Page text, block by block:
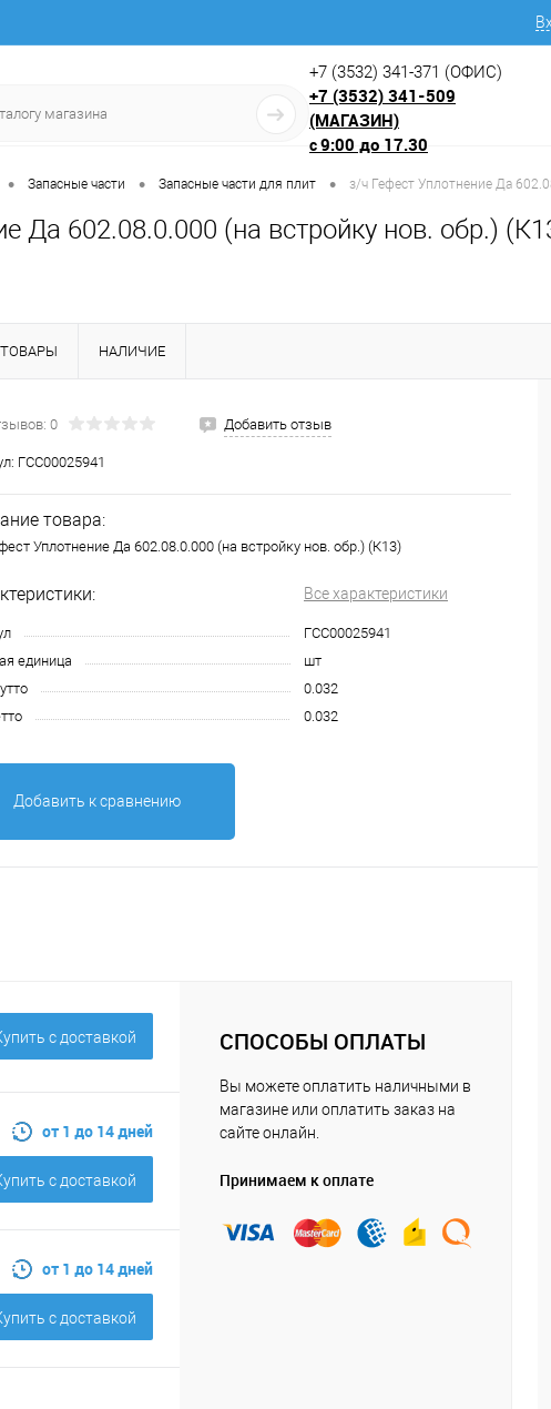
+7 (3532) 341-371 (ОФИС)
+7 (3532) 341-509
(МАГАЗИН)
с9:00 до 17.30
• Запасные части • Запасные части для плит • з/ч Гефест Уплотнение Да
Да 602.08.0.000 (на встройку нов. обр.)
НАЛИЧИЕ
0 Добавить отзыв
ГСС00025941
товара:
Уплотнение Да 602.08.0.000 (на встройку нов. обр.) (К13)
Все характеристики
ГСС00025941
единица
шт
0.032
0.032
Добавить к сравнению
c доставкой
от 1 до 14 дней
c доставкой
от 1 до 14 дней
c доставкой
СПОСОБЫ ОПЛАТЫ
Вы можете оплатить наличными в
магазине или оплатить заказ на
сайте онлайн.
Принимаем к оплате